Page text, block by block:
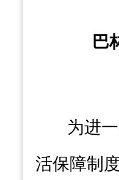
巴
为进
活保障制